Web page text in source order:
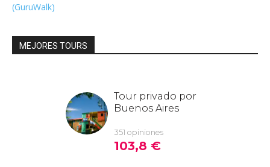
(GuruWalk)
MEJORES TOURS